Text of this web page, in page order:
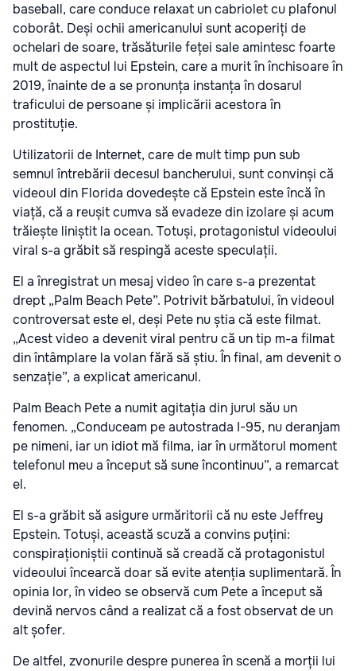
baseball, care conduce relaxat un cabriolet cu plafonul
coborât. Deși ochii americanului sunt acoperiți de
ochelari de soare, trăsăturile feței sale amintesc foarte
mult de aspectul lui Epstein, care a murit în închisoare în
2019, înainte de a se pronunța instanța în dosarul
traficului de persoane și implicării acestora în
prostituție.
Utilizatorii de Internet, care de mult timp pun sub
semnul întrebării decesul bancherului, sunt convinși că
videoul din Florida dovedește că Epstein este încă în
viață, că a reușit cumva să evadeze din izolare și acum
trăiește liniștit la ocean. Totuși, protagonistul videoului
viral s-a grăbit să respingă aceste speculații.
El a înregistrat un mesaj video în care s-a prezentat
drept „Palm Beach Pete”. Potrivit bărbatului, în videoul
controversat este el, deși Pete nu știa că este filmat.
„Acest video a devenit viral pentru că un tip m-a filmat
din întâmplare la volan fără să știu. În final, am devenit o
senzație”, a explicat americanul.
Palm Beach Pete a numit agitația din jurul său un
fenomen. „Conduceam pe autostrada I-95, nu deranjam
pe nimeni, iar un idiot mă filma, iar în următorul moment
telefonul meu a început să sune încontinuu”, a remarcat
el.
El s-a grăbit să asigure urmăritorii că nu este Jeffrey
Epstein. Totuși, această scuză a convins puțini:
conspiraționiștii continuă să creadă că protagonistul
videoului încearcă doar să evite atenția suplimentară. În
opinia lor, în video se observă cum Pete a început să
devină nervos când a realizat că a fost observat de un
alt șofer.
De altfel, zvonurile despre punerea în scenă a morții lui